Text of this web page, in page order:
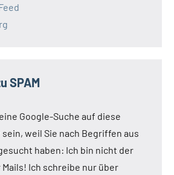
SPAM
Google-Suche auf diese
weil Sie nach Begriffen aus
haben: Ich bin nicht der
Ich schreibe nur über